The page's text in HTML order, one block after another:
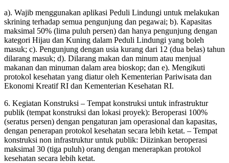
a). Wajib menggunakan aplikasi Peduli Lindungi untuk melakukan
skrining terhadap semua pengunjung dan pegawai; b). Kapasitas
maksimal 50% (lima puluh persen) dan hanya pengunjung dengan
kategori Hijau dan Kuning dalam Peduli Lindungi yang boleh
masuk; c). Pengunjung dengan usia kurang dari 12 (dua belas) tahun
dilarang masuk; d). Dilarang makan dan minum atau menjual
makanan dan minuman dalam area bioskop; dan e). Mengikuti
protokol kesehatan yang diatur oleh Kementerian Pariwisata dan
Ekonomi Kreatif RI dan Kementerian Kesehatan RI.
6. Kegiatan Konstruksi – Tempat konstruksi untuk infrastruktur
publik (tempat konstruksi dan lokasi proyek): Beroperasi 100%
(seratus persen) dengan pengaturan jam operasional dan kapasitas,
dengan penerapan protokol kesehatan secara lebih ketat. – Tempat
konstruksi non infrastruktur untuk publik: Diizinkan beroperasi
maksimal 30 (tiga puluh) orang dengan menerapkan protokol
kesehatan secara lebih ketat.